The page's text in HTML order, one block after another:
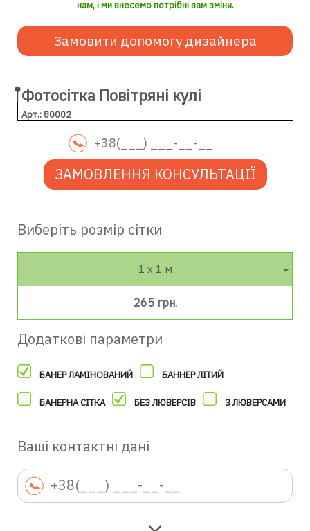
нам, і ми внесемо потрібні вам зміни.
Замовити допомогу дизайнера
Фотосітка Повітряні кулі
Арт.: 80002
ЗАМОВЛЕННЯ КОНСУЛЬТАЦІЇ
Виберіть розмір сітки
1 х 1 м
265 грн.
Додаткові параметри
БАНЕР ЛАМІНОВАНИЙ БАННЕР ЛІТИЙ
БАНЕРНА СІТКА БЕЗ ЛЮВЕРСІВ З ЛЮВЕРСАМИ
Ваші контактні дані